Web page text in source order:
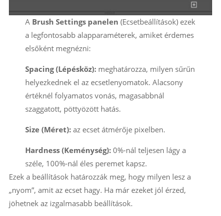
A Brush Settings panelen (Ecsetbeállítások) ezek
a legfontosabb alapparaméterek, amiket érdemes
elsőként megnézni:
Spacing (Lépésköz):meghatározza, milyen sűrűn
helyezkednek el az ecsetlenyomatok. Alacsony
értéknél folyamatos vonás, magasabbnál
szaggatott, pöttyözött hatás.
Size (Méret):az ecset átmérője pixelben.
Hardness (Keménység):0%-nál teljesen lágy a
széle, 100%-nál éles peremet kapsz.
Ezek a beállítások határozzák meg, hogy milyen lesz a
„nyom”, amit az ecset hagy. Ha már ezeket jól érzed,
jöhetnek az izgalmasabb beállítások.